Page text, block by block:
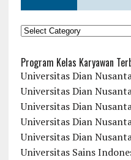
KATEGORI
Program Kelas Karyawan
Universitas Dian
Universitas Dian
Universitas Dian
Universitas Dian
Universitas Dian
Universitas Sains